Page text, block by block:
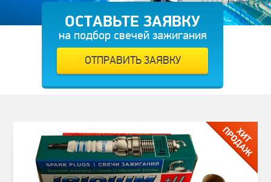
ОСТАВЬТЕ ЗАЯВКУ
на подбор свечей зажигания